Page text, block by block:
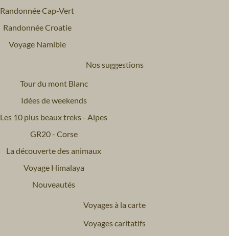
Randonnée Cap-Vert
Randonnée Croatie
Voyage Namibie
Nos suggestions
Tour du mont Blanc
Idées de weekends
Les 10 plus beaux treks - Alpes
GR20 - Corse
La découverte des animaux
Voyage Himalaya
Nouveautés
Voyages à la carte
Voyages caritatifs